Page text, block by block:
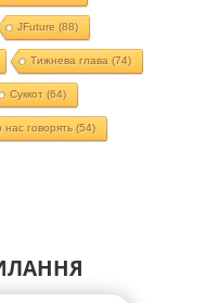
JFuture (88)
Тижнева глава (74)
Суккот (64)
нас говорять (54)